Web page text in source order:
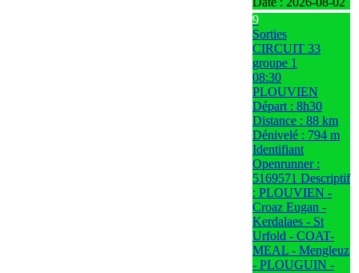
9
Sorties
CIRCUIT 33
groupe 1
08:30
PLOUVIEN
Départ : 8h30
Distance : 88 km
Dénivelé : 794 m
Identifiant
Openrunner :
5169571 Descriptif
: PLOUVIEN -
Croaz Eugan -
Kerdalaes - St
Urfold - COAT-
MEAL - Mengleuz
- PLOUGUIN -